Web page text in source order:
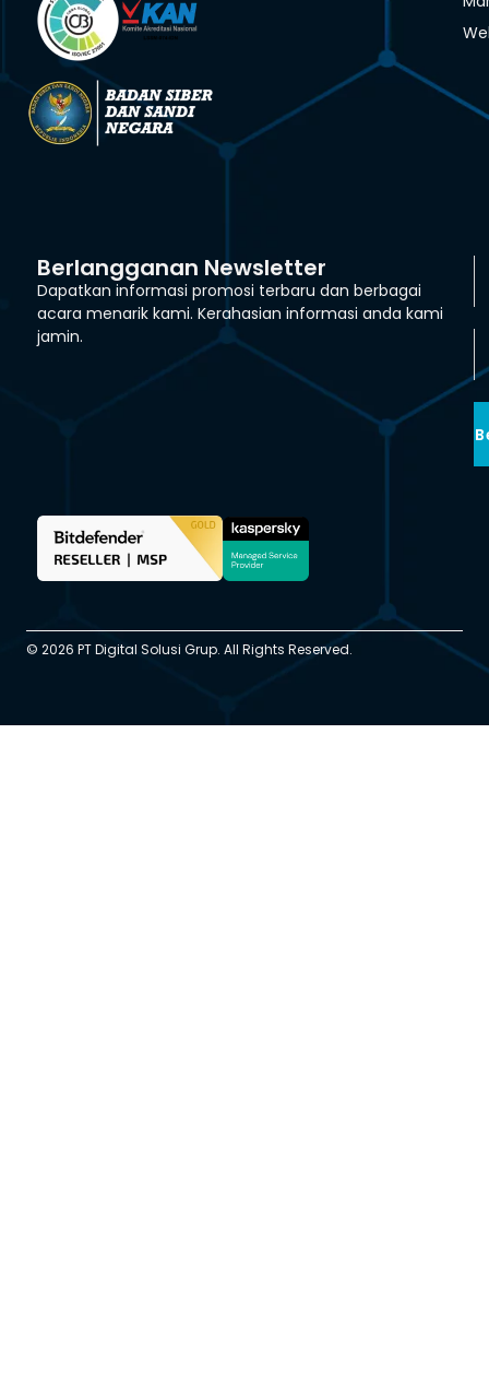
Berlangganan Newsletter
Dapatkan informasi promosi terbaru dan berbagai
acara menarik kami. Kerahasian informasi anda kami
jamin.
© 2026 PT Digital Solusi Grup. All Rights Reserved.